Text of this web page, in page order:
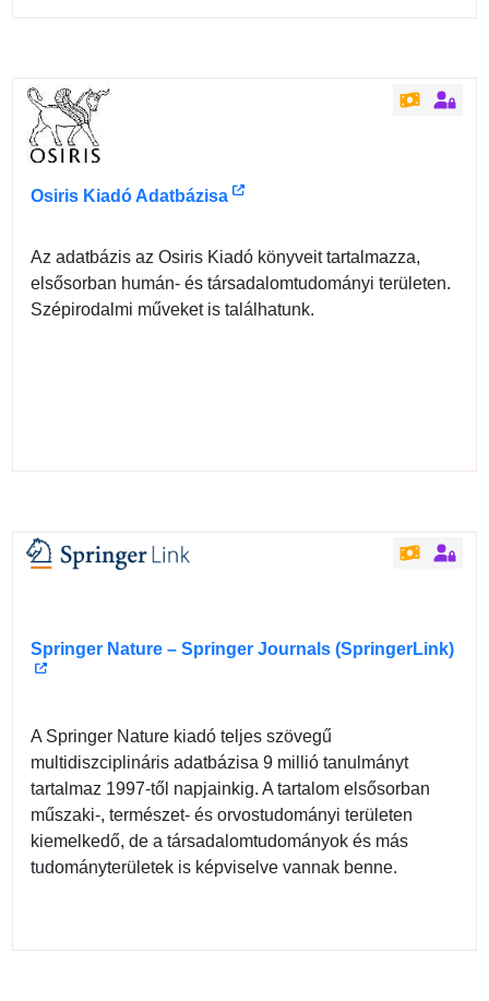
Osiris Kiadó Adatbázisa
Az adatbázis az Osiris Kiadó könyveit tartalmazza,
elsősorban humán- és társadalomtudományi területen.
Szépirodalmi műveket is találhatunk.
Springer Nature – Springer Journals (SpringerLink)
A Springer Nature kiadó teljes szövegű
multidiszciplináris adatbázisa 9 millió tanulmányt
tartalmaz 1997-től napjainkig. A tartalom elsősorban
műszaki-, természet- és orvostudományi területen
kiemelkedő, de a társadalomtudományok és más
tudományterületek is képviselve vannak benne.